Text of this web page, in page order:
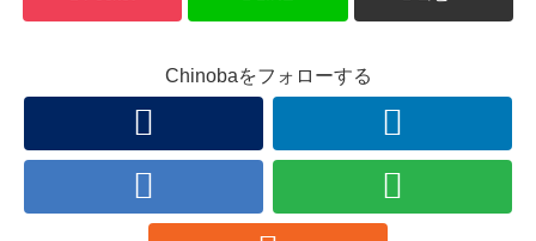
Chinobaをフォローする